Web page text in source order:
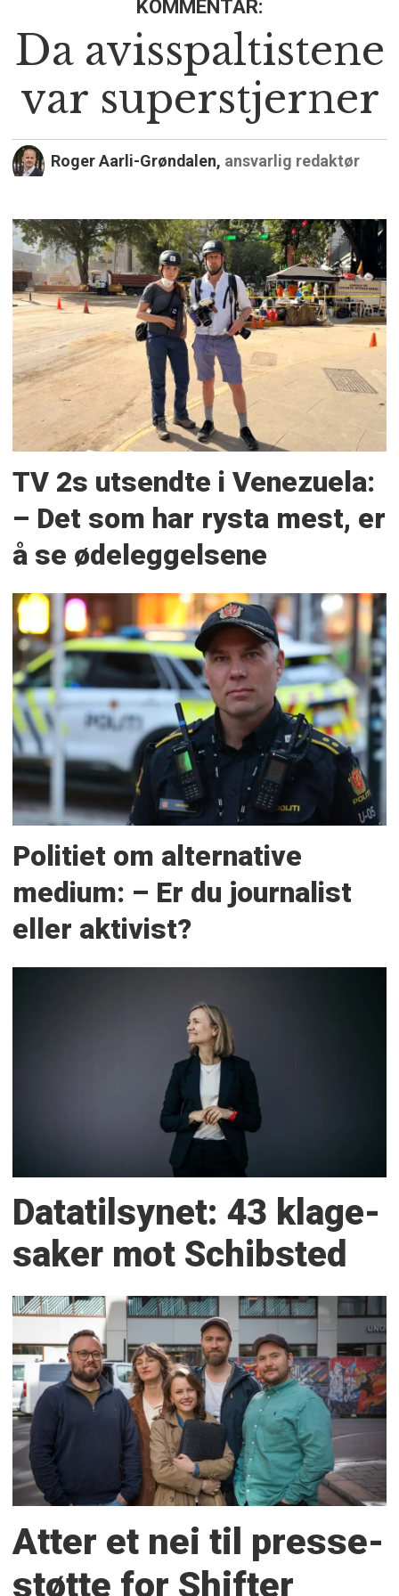
KOMMENTAR:
Da avisspaltistene
var superstjerner
Roger Aarli-Grøndalen, ansvarlig redaktør
TV 2s utsendte i Venezuela:
– Det som har rysta mest, er
å se ødeleggelsene
Politiet om alternative
medium: – Er du journalist
eller aktivist?
Datatilsynet: 43 klage­
saker mot Schibsted
Atter et nei til presse­
støtte for Shifter